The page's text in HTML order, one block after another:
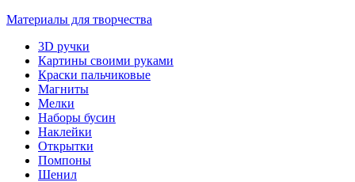
Материалы для творчества
3D ручки
Картины своими руками
Краски пальчиковые
Магниты
Мелки
Наборы бусин
Наклейки
Открытки
Помпоны
Шенил